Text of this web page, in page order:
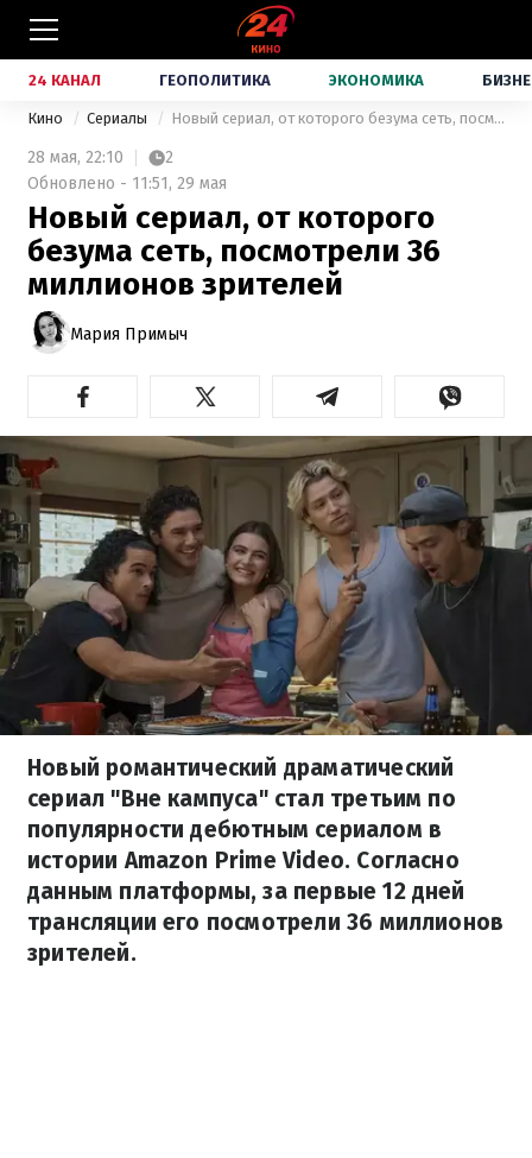
24 КАНАЛ ГЕОПОЛИТИКА ЭКОНОМИКА
Кино Сериалы Новый сериал, от которого безума сеть, посмотрели 36 миллионов зрителей
28 мая, 22:10
2
Обновлено - 11:51, 29 мая
Новый сериал, от которого
безума сеть, посмотрели 36
миллионов зрителей
Мария Примыч
Новый романтический драматический
сериал "Вне кампуса" стал третьим по
популярности дебютным сериалом в
истории Amazon Prime Video. Согласно
данным платформы, за первые 12 дней
трансляции его посмотрели 36 миллионов
зрителей.